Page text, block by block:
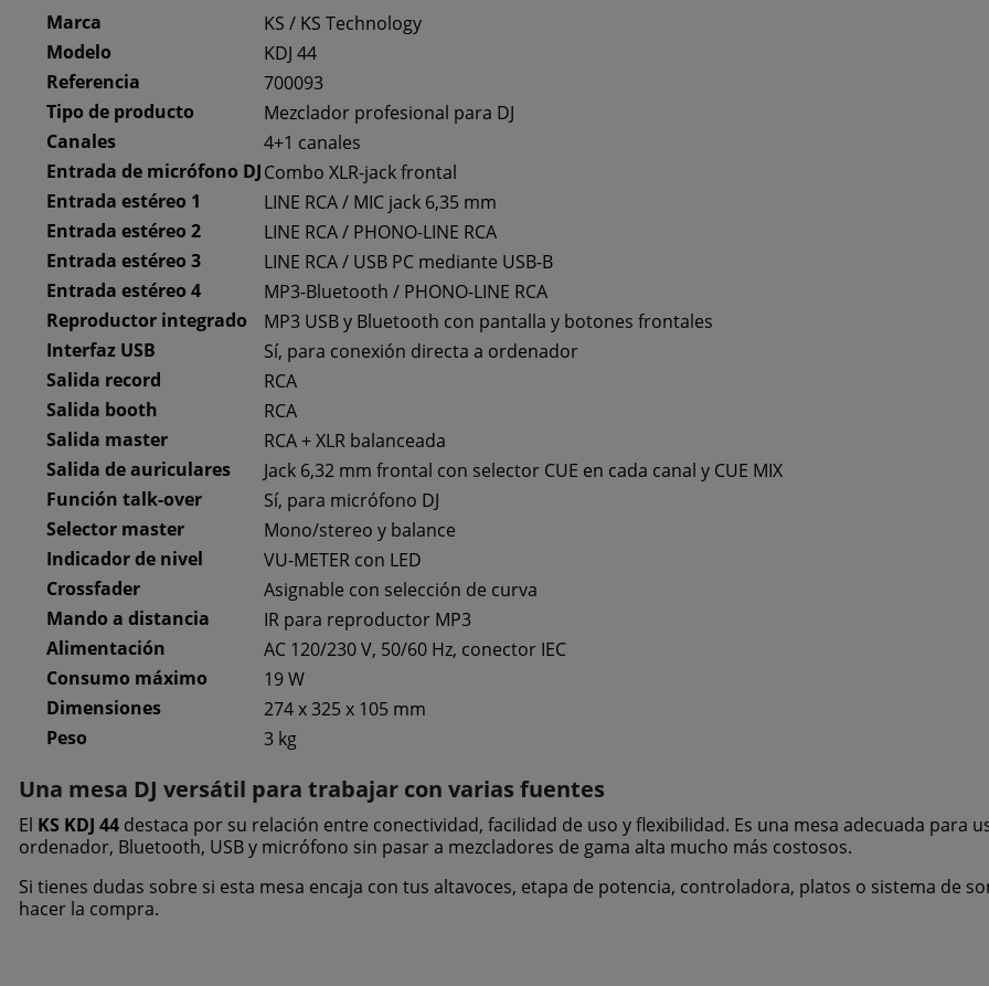
Marca
KS / KS Technology
Modelo
KDJ 44
Referencia
700093
Tipo de producto
Mezclador profesional para DJ
Canales
4+1 canales
Entrada de micrófono DJCombo XLR-jack frontal
Entrada estéreo 1
LINE RCA / MIC jack 6,35 mm
Entrada estéreo 2
LINE RCA / PHONO-LINE RCA
Entrada estéreo 3
LINE RCA / USB PC mediante USB-B
Entrada estéreo 4
MP3-Bluetooth / PHONO-LINE RCA
Reproductor integrado
MP3 USB y Bluetooth con pantalla y botones frontales
Interfaz USB
Sí, para conexión directa a ordenador
Salida record
RCA
Salida booth
RCA
Salida master
RCA + XLR balanceada
Salida de auriculares
Jack 6,32 mm frontal con selector CUE en cada canal y CUE MIX
Función talk-over
Sí, para micrófono DJ
Selector master
Mono/stereo y balance
Indicador de nivel
VU-METER con LED
Crossfader
Asignable con selección de curva
Mando a distancia
IR para reproductor MP3
Alimentación
AC 120/230 V, 50/60 Hz, conector IEC
Consumo máximo
19 W
Dimensiones
274 x 325 x 105 mm
Peso
3 kg
Una mesa DJ versátil para trabajar con varias fuentes
El KS KDJ 44destaca por su relación entre conectividad, facilidad de uso y flexibilidad. Es una mesa adecuada para
ordenador, Bluetooth, USB y micrófono sin pasar a mezcladores de gama alta mucho más costosos.
Si tienes dudas sobre si esta mesa encaja con tus altavoces, etapa de potencia, controladora, platos o sistema de
hacer la compra.